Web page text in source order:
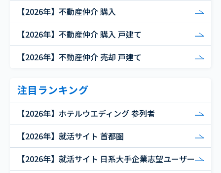
【2026年】不動産仲介 購入
【2026年】不動産仲介 購入 戸建て
【2026年】不動産仲介 売却 戸建て
注目ランキング
【2026年】ホテルウエディング 参列者
【2026年】就活サイト 首都圏
【2026年】就活サイト 日系大手企業志望ユーザー